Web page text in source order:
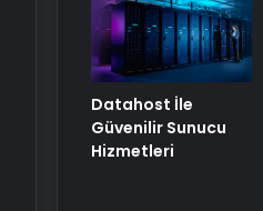
Datahost İle
Güvenilir Sunucu
Hizmetleri